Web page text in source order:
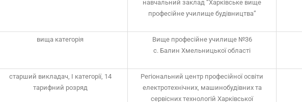
навчальний заклад “Харківське вище
професійне училище будівництва”
вища категорія
Вище професійне училище №36
с. Балин Хмельницької області
старший викладач, I категорії, 14
тарифний розряд
Регіональний центр професійної освіти
електротехнічних, машинобудівних та
сервісних технологій Харківської